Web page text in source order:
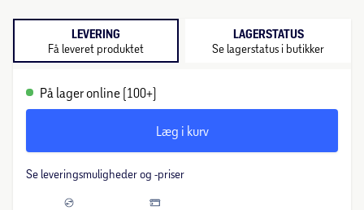
LEVERING
Få leveret produktet
LAGERSTATUS
Se lagerstatus i butikker
På lager online (100+)
Læg i kurv
Se leveringsmuligheder og -priser